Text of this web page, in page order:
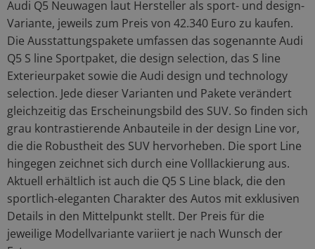
Audi Q5 Neuwagen laut Hersteller als sport- und design-
Variante, jeweils zum Preis von 42.340 Euro zu kaufen.
Die Ausstattungspakete umfassen das sogenannte Audi
Q5 S line Sportpaket, die design selection, das S line
Exterieurpaket sowie die Audi design und technology
selection. Jede dieser Varianten und Pakete verändert
gleichzeitig das Erscheinungsbild des SUV. So finden sich
grau kontrastierende Anbauteile in der design Line vor,
die die Robustheit des SUV hervorheben. Die sport Line
hingegen zeichnet sich durch eine Volllackierung aus.
Aktuell erhältlich ist auch die Q5 S Line black, die den
sportlich-eleganten Charakter des Autos mit exklusiven
Details in den Mittelpunkt stellt. Der Preis für die
jeweilige Modellvariante variiert je nach Wunsch der